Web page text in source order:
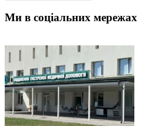
Ми в соціальних мережах